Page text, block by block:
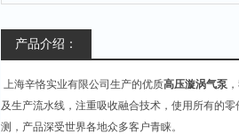
产品介绍：
上海辛恪实业有限公司生产的优质高压漩涡气泵
及生产流水线，注重吸收融合技术，使用所有的
测，产品深受世界各地众多客户青睐。